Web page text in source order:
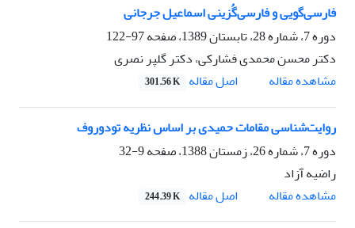
فارسی‌گویی و فارسی‌گُزینی اسماعیل جرجانی
دوره 7، شماره 28، تابستان 1389، صفحه
97-122
دکتر محسن محمدی فشارکی، دکتر گلپر نصری
مشاهده مقاله
اصل مقاله 301.56 K
روایت‌شناسی مقامات حمیدی بر اساس نظریه تودوروف
دوره 7، شماره 26، زمستان 1388، صفحه
9-32
راضیه آزاد
مشاهده مقاله
اصل مقاله 244.39 K